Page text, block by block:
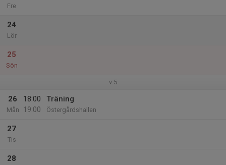
Fre
24
Lör
25
Sön
v.5
26
Mån
18:00
19:00
Träning
Östergårdshallen
27
Tis
28